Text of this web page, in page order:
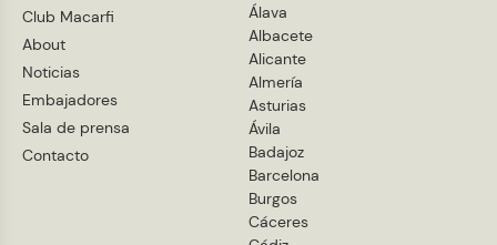
Club Macarfi
About
Noticias
Embajadores
Sala de prensa
Contacto
Álava
Albacete
Alicante
Almería
Asturias
Ávila
Badajoz
Barcelona
Burgos
Cáceres